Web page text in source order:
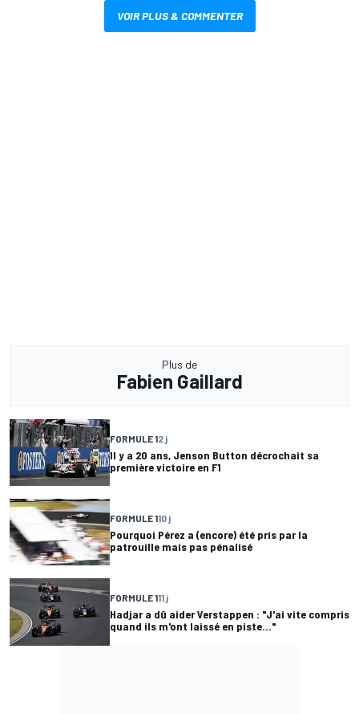
VOIR PLUS & COMMENTER
Plus de
Fabien Gaillard
FORMULE 12 j
Il y a 20 ans, Jenson Button décrochait sa
première victoire en F1
FORMULE 110 j
Pourquoi Pérez a (encore) été pris par la
patrouille mais pas pénalisé
FORMULE 111 j
Hadjar a dû aider Verstappen : "J'ai vite compris
quand ils m'ont laissé en piste..."